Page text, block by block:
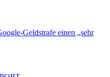
Geldstrafe einen „sehr